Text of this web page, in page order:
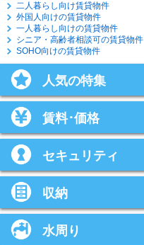
二人暮らし向け賃貸物件
外国人向けの賃貸物件
一人暮らし向けの賃貸物件
シニア・高齢者相談可の賃貸物件
SOHO向けの賃貸物件
人気の特集
賃料･価格
セキュリティ
収納
水周り